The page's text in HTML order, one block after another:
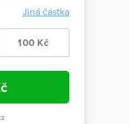
Jiná částka
100 Kč